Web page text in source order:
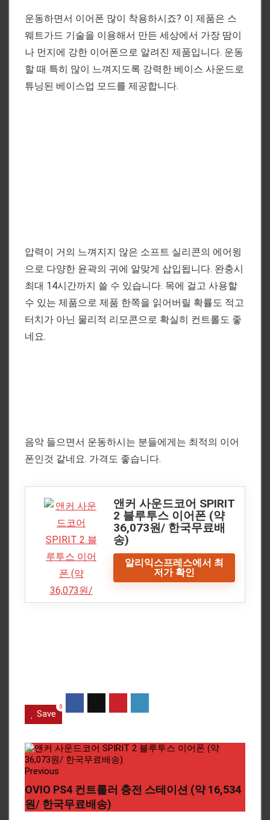
운동하면서 이어폰 많이 착용하시죠? 이 제품은 스
웨트가드 기술을 이용해서 만든 세상에서 가장 땀이
나 먼지에 강한 이어폰으로 알려진 제품입니다. 운동
할 때 특히 많이 느껴지도록 강력한 베이스 사운드로
튜닝된 베이스업 모드를 제공합니다.
압력이 거의 느껴지지 않은 소프트 실리콘의 에어윙
으로 다양한 윤곽의 귀에 알맞게 삽입됩니다. 완충시
최대 14시간까지 쓸 수 있습니다. 목에 걸고 사용할
수 있는 제품으로 제품 한쪽을 읽어버릴 확률도 적고
터치가 아닌 물리적 리모콘으로 확실히 컨트롤도 좋
네요.
음악 들으면서 운동하시는 분들에게는 최적의 이어
폰인것 같네요. 가격도 좋습니다.
앤커 사운드코어 SPIRIT
2 블루투스 이어폰 (약
36,073원/ 한국무료배
송)
알리익스프레스에서 최
저가 확인
Save
0
Previous
OVIO PS4 컨트롤러 충전 스테이션 (약 16,534
원/ 한국무료배송)